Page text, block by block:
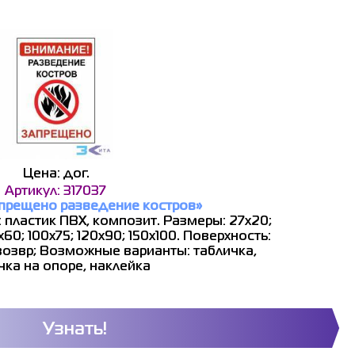
Цена: дог.
Артикул: 317037
разведение костров»
пластик ПВХ, композит. Размеры: 27x20;
100x75; 120x90; 150x100. Поверхность:
Возможные варианты: табличка,
на опоре, наклейка
Узнать!